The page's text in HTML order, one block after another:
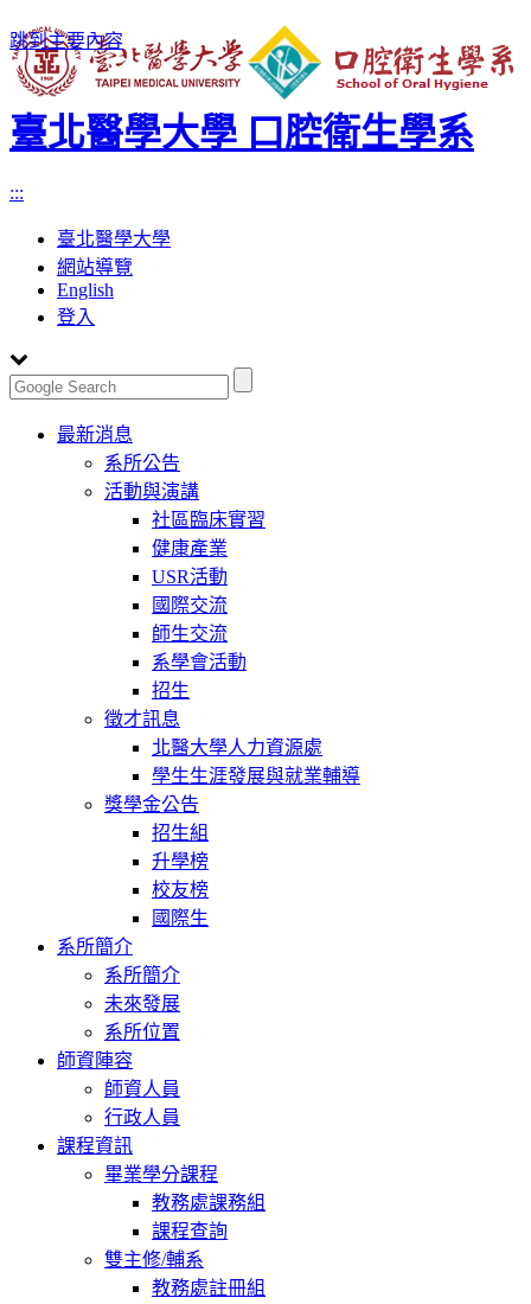
跳到主要內容
臺北醫學大學 口腔衛生學系
:::
臺北醫學大學
網站導覽
English
登入
Toggle
navigation
最新消息
系所公告
活動與演講
社區臨床實習
健康產業
USR活動
國際交流
師生交流
系學會活動
招生
徵才訊息
北醫大學人力資源處
學生生涯發展與就業輔導
獎學金公告
招生組
升學榜
校友榜
國際生
系所簡介
系所簡介
未來發展
系所位置
師資陣容
師資人員
行政人員
課程資訊
畢業學分課程
教務處課務組
課程查詢
雙主修/輔系
教務處註冊組